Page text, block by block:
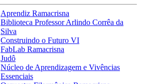
Aprendiz Ramacrisna
Biblioteca Professor Arlindo Corrêa da
Silva
Construindo o Futuro VI
FabLab Ramacrisna
Judô
Núcleo de Aprendizagem e Vivências
Essenciais